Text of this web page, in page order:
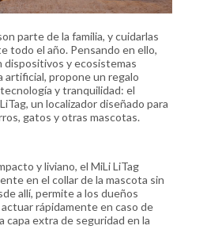
parte de la familia, y cuidarlas
todo el año. Pensando en ello,
dispositivos y ecosistemas
artificial, propone un regalo
y tranquilidad: el
un localizador diseñado para
gatos y otras mascotas.
y liviano, el MiLi LiTag
en el collar de la mascota sin
allí, permite a los dueños
rápidamente en caso de
capa extra de seguridad en la